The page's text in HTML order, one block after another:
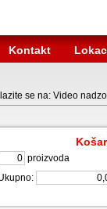
Kontakt
se na: Video
proizvoda